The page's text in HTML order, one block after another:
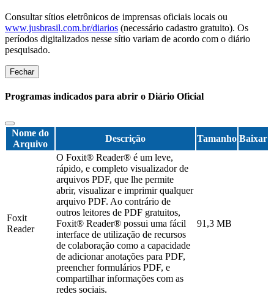
Consultar sítios eletrônicos de imprensas oficiais locais ou
www.jusbrasil.com.br/diarios (necessário cadastro gratuito). Os
períodos digitalizados nesse sítio variam de acordo com o diário
pesquisado.
Fechar
Programas indicados para abrir o Diário Oficial
Nome do
Arquivo
Descrição Tamanho Baixar
Foxit
Reader
O Foxit® Reader® é um leve,
rápido, e completo visualizador de
arquivos PDF, que lhe permite
abrir, visualizar e imprimir qualquer
arquivo PDF. Ao contrário de
outros leitores de PDF gratuitos,
Foxit® Reader® possui uma fácil
interface de utilização de recursos
de colaboração como a capacidade
de adicionar anotações para PDF,
preencher formulários PDF, e
compartilhar informações com as
redes sociais.
91,3 MB